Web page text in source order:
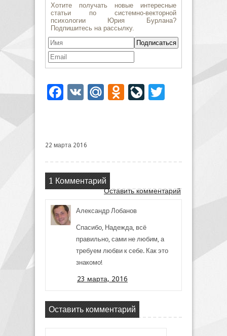
Facebook
VK Mail.Ru Odnoklassniki
LiveJournal
22 марта 2016
1 Комментарий
Оставить комментарий
Александр Лобанов
Спасибо, Надежда, всё
правильно, сами не любим, а
требуем любви к себе. Как это
знакомо!
23 марта, 2016
Оставить комментарий